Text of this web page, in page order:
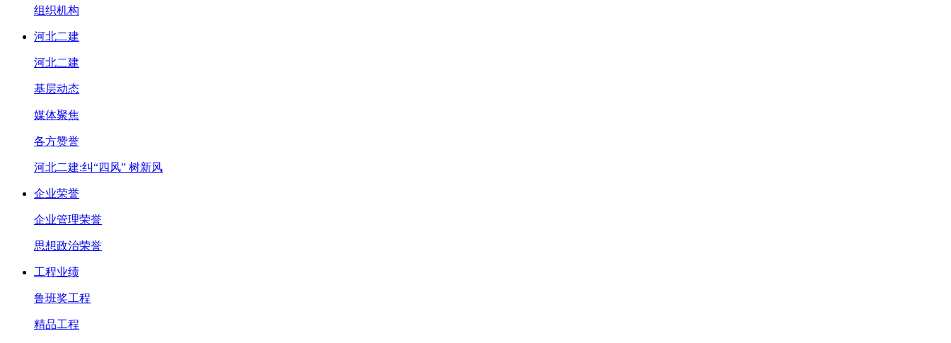
组织机构
河北二建
河北二建
基层动态
媒体聚焦
各方赞誉
河北二建:纠“四风” 树新风
企业荣誉
企业管理荣誉
思想政治荣誉
工程业绩
鲁班奖工程
精品工程